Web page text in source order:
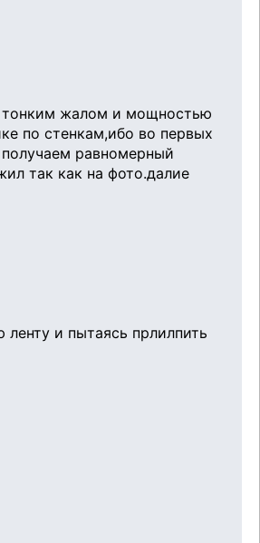
тонким жалом и мощностью
по стенкам,ибо во первых
получаем равномерный
так как на фото.далие
и пытаясь прлилпить